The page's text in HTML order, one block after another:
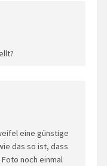
eine günstige
das so ist, dass
noch einmal